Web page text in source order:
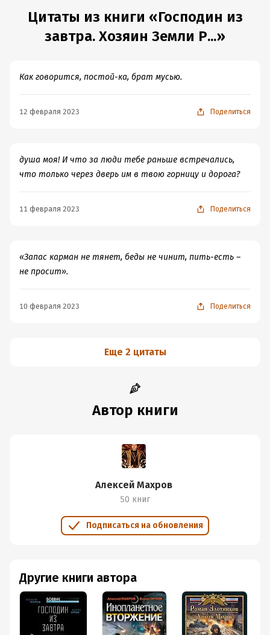
Цитаты из книги «Господин из
завтра. Хозяин Земли Р...»
Как говорится, постой-ка, брат мусью.
12 февраля 2023 Поделиться
душа моя! И что за люди тебе раньше встречались,
что только через дверь им в твою горницу и дорога?
11 февраля 2023 Поделиться
«Запас карман не тянет, беды не чинит, пить-есть –
не просит».
10 февраля 2023 Поделиться
Еще 2 цитаты
Автор книги
Алексей Махров
50 книг
Подписаться на обновления
Другие книги автора